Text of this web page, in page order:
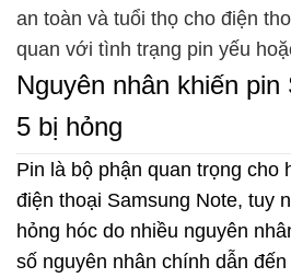
an toàn và tuổi thọ cho điện
quan với tình trạng pin yếu
Nguyên nhân khiến
5 bị hỏng
Pin là bộ phận quan trọng cho
điện thoại Samsung Note, tuy
hỏng hóc do nhiều nguyên
số nguyên nhân chính dẫn